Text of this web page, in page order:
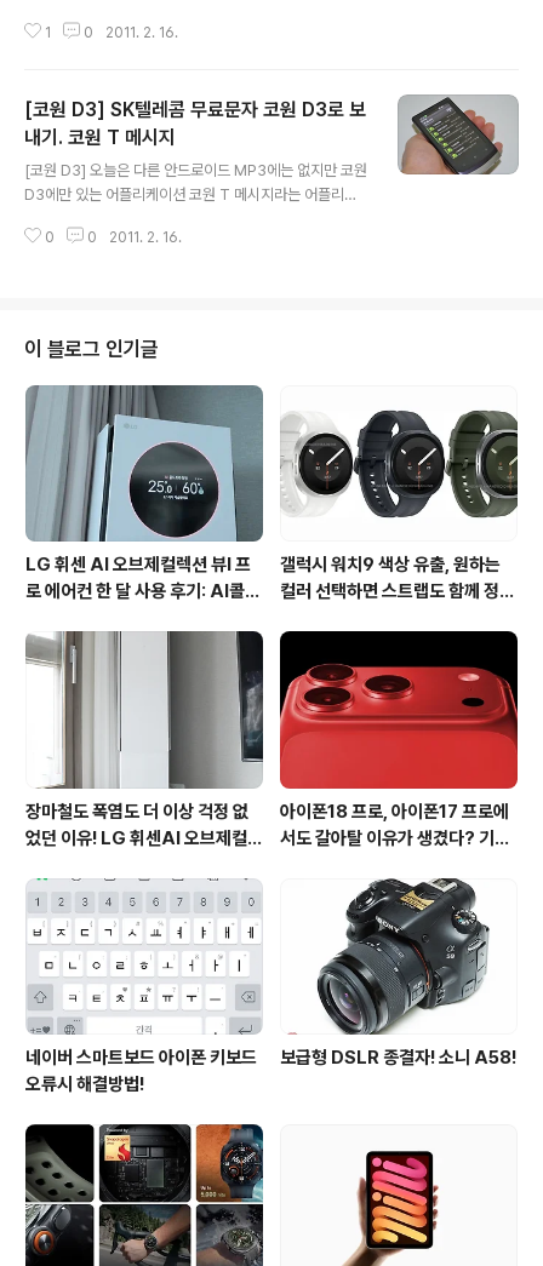
아웃이 T스토어와 조금은 비슷하지 않나요? 상단 탭메뉴
파이존을 무료로 이용할 수 없습니다. 하지만 SK텔레콤의
접속할 때마다 이름과 주민번호를 입력하는 입력창이 뜨는
데... 그 절차를 걸치지 않고 SK텔레콤 와이파이존을 이용
하는 방법이 있습니다. T월드 홈페이지에서 MAC 주소를
등록하면 인증 절차없이 바로 와이파이를 통해서 인터넷을
먼저 SK텔레콤의 T월드 홈페이지에 접속합니다. 상단 메
1 0 2011. 2. 16.
[코원 D3] SK텔레콤 무료문자 코원 D3로 보
내기. 코원 T 메시지
[코원 D3] 오늘은 다른 안드로이드 MP3에는 없지만 코원
D3에만 있는 어플리케이션 코원 T 메시지라는 어플리케
레콤의 서비스를 API를 통해서 업체들에게 제공하겠다고
라는 어플리케이션을 코원 D3에 탑재했습니다. SK텔레콤
의 유저라면 1달에 네이트온/네이트/T월드 등을 통해서 총
100건의 문자를 보낼 수 있는데요... 코원 D3로 그 무료문
자를 활용하고, 문자를 MP3로 수신가능하다는게 신기하
게 느껴졌습니다. 참고로 무료문자가 모두 소진될 경우 문
자를 발송할 수는 없고, 수신은..
0 0 2011. 2. 16.
이 블로그 인기글
LG 휘센 AI 오브제컬렉션 뷰I 프
로 에어컨 한 달 사용 후기: AI콜드
갤럭시 워치9 색상 유출, 원하는
컬러 선택하면 스트랩도 함께 정해
장마철도 폭염도 더 이상 걱정 없
었던 이유! LG 휘센AI 오브제컬렉
사용 후기
아이폰18 프로, 아이폰17 프로에
서도 갈아탈 이유가 생겼다? 기대
네이버 스마트보드 아이폰 키보드
오류시 해결방법!
보급형 DSLR 종결자! 소니 A58!